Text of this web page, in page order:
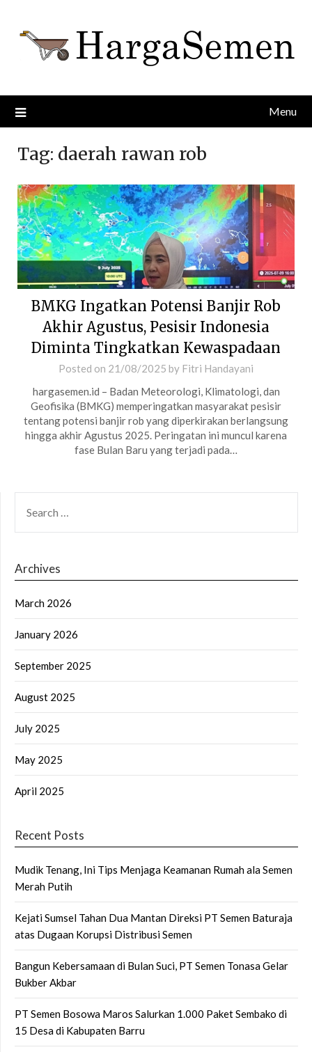
content
Menu
Tag: daerah rawan rob
BMKG Ingatkan Potensi Banjir Rob
Akhir Agustus, Pesisir Indonesia
Diminta Tingkatkan Kewaspadaan
Posted on 21/08/2025 by Fitri Handayani
hargasemen.id – Badan Meteorologi, Klimatologi, dan
Geofisika (BMKG) memperingatkan masyarakat pesisir
tentang potensi banjir rob yang diperkirakan berlangsung
hingga akhir Agustus 2025. Peringatan ini muncul karena
fase Bulan Baru yang terjadi pada…
FOR:
Archives
March 2026
January 2026
September 2025
August 2025
July 2025
May 2025
April 2025
Recent Posts
Mudik Tenang, Ini Tips Menjaga Keamanan Rumah ala Semen
Merah Putih
Kejati Sumsel Tahan Dua Mantan Direksi PT Semen Baturaja
atas Dugaan Korupsi Distribusi Semen
Bangun Kebersamaan di Bulan Suci, PT Semen Tonasa Gelar
Bukber Akbar
PT Semen Bosowa Maros Salurkan 1.000 Paket Sembako di
15 Desa di Kabupaten Barru